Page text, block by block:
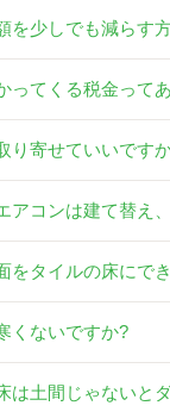
を少しでも減らす
ってくる税金って
り寄せていいです
アコンは建て替え
をタイルの床にで
くないですか?
は土間じゃないと